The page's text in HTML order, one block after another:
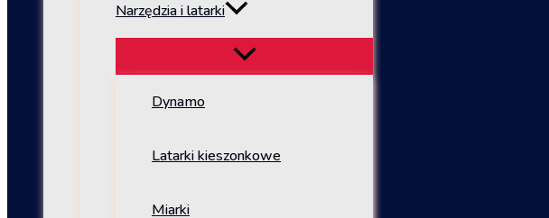
Narzędzia i latarki
Dynamo
Latarki kieszonkowe
Miarki